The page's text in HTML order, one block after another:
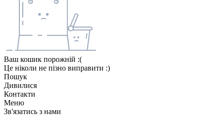
Ваш кошик порожній :(
Це ніколи не пізно виправити :)
Пошук
Дивилися
Контакти
Меню
Зв'язатись з нами